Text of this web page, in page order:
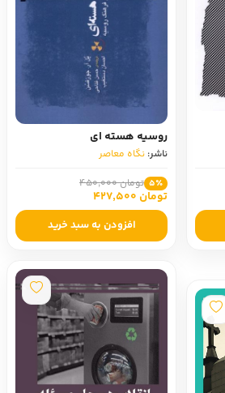
روسیه هسته ای
ناشر: نگاه معاصر
5٪ تومان 450,000
تومان 427,500
افزودن به سبد خرید